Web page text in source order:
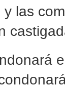
las